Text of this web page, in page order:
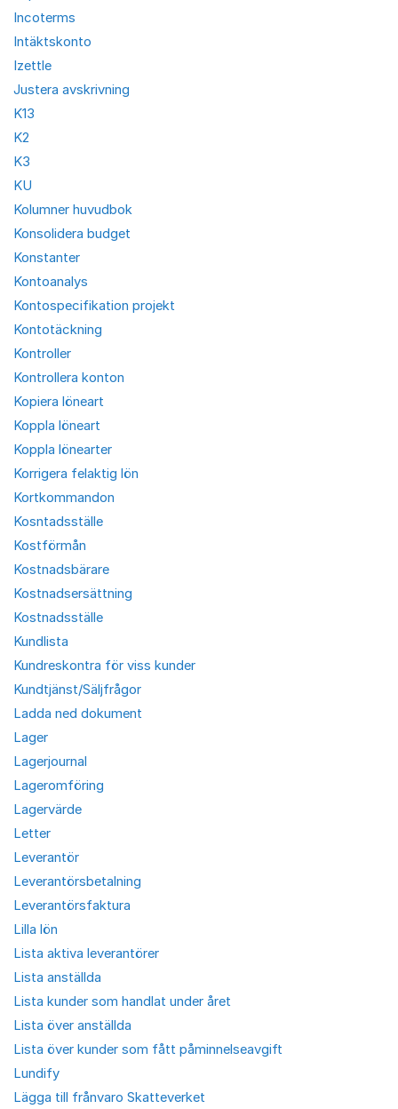
Incoterms
Intäktskonto
Izettle
Justera avskrivning
K13
K2
K3
KU
Kolumner huvudbok
Konsolidera budget
Konstanter
Kontoanalys
Kontospecifikation projekt
Kontotäckning
Kontroller
Kontrollera konton
Kopiera löneart
Koppla löneart
Koppla lönearter
Korrigera felaktig lön
Kortkommandon
Kosntadsställe
Kostförmån
Kostnadsbärare
Kostnadsersättning
Kostnadsställe
Kundlista
Kundreskontra för viss kunder
Kundtjänst/Säljfrågor
Ladda ned dokument
Lager
Lagerjournal
Lageromföring
Lagervärde
Letter
Leverantör
Leverantörsbetalning
Leverantörsfaktura
Lilla lön
Lista aktiva leverantörer
Lista anställda
Lista kunder som handlat under året
Lista över anställda
Lista över kunder som fått påminnelseavgift
Lundify
Lägga till frånvaro Skatteverket